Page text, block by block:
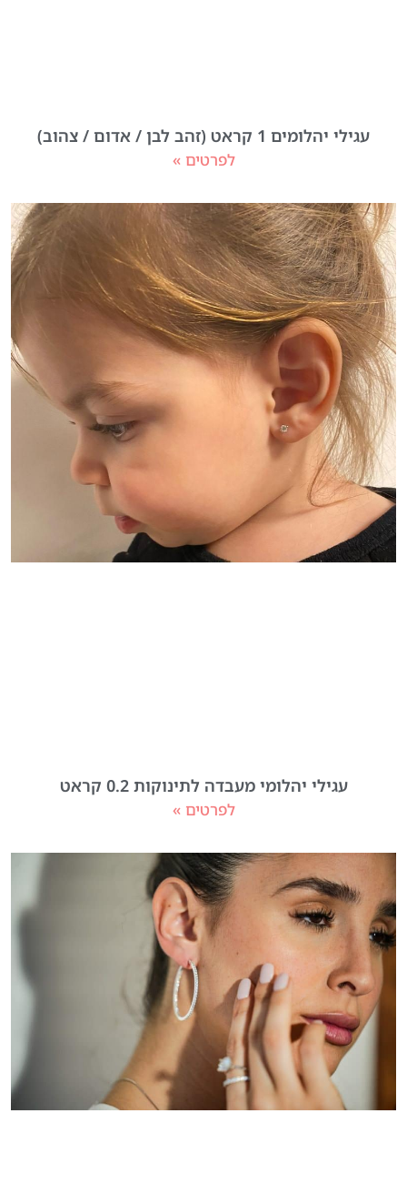
עגילי יהלומים 1 קראט (זהב לבן / אדום / צהוב)
לפרטים »
עגילי יהלומי מעבדה לתינוקות 0.2 קראט
לפרטים »